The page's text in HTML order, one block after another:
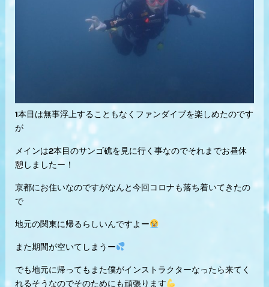
1本目は無事浮上することもなくファンダイブを楽しめたのです
が
メインは2本目のサンゴ礁を見に行く事なのでそれまでお昼休
憩しましたー！
京都にお住いなのですがなんと今回コロナも落ち着いてきたの
で
地元の関東に帰るらしいんですよー
また期間が空いてしまうー
でも地元に帰ってもまた僕がインストラクターなったら来てく
れるそうなのでそのためにも頑張ります